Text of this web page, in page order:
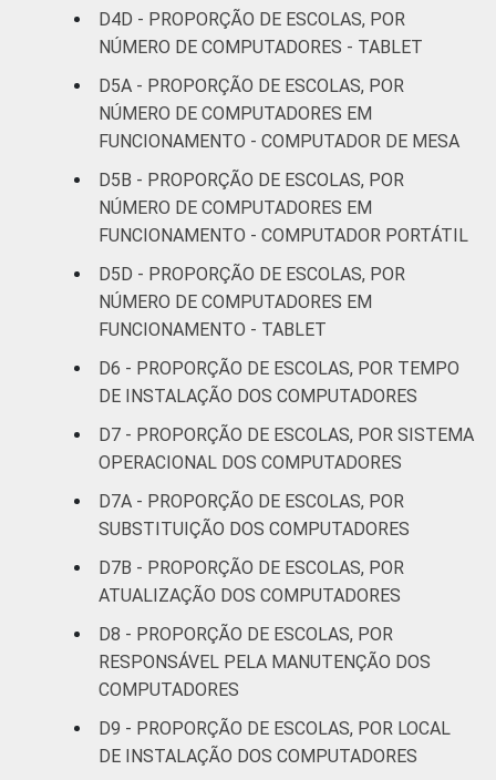
D4D - PROPORÇÃO DE ESCOLAS, POR
NÚMERO DE COMPUTADORES - TABLET
D5A - PROPORÇÃO DE ESCOLAS, POR
NÚMERO DE COMPUTADORES EM
FUNCIONAMENTO - COMPUTADOR DE MESA
D5B - PROPORÇÃO DE ESCOLAS, POR
NÚMERO DE COMPUTADORES EM
FUNCIONAMENTO - COMPUTADOR PORTÁTIL
D5D - PROPORÇÃO DE ESCOLAS, POR
NÚMERO DE COMPUTADORES EM
FUNCIONAMENTO - TABLET
D6 - PROPORÇÃO DE ESCOLAS, POR TEMPO
DE INSTALAÇÃO DOS COMPUTADORES
D7 - PROPORÇÃO DE ESCOLAS, POR SISTEMA
OPERACIONAL DOS COMPUTADORES
D7A - PROPORÇÃO DE ESCOLAS, POR
SUBSTITUIÇÃO DOS COMPUTADORES
D7B - PROPORÇÃO DE ESCOLAS, POR
ATUALIZAÇÃO DOS COMPUTADORES
D8 - PROPORÇÃO DE ESCOLAS, POR
RESPONSÁVEL PELA MANUTENÇÃO DOS
COMPUTADORES
D9 - PROPORÇÃO DE ESCOLAS, POR LOCAL
DE INSTALAÇÃO DOS COMPUTADORES